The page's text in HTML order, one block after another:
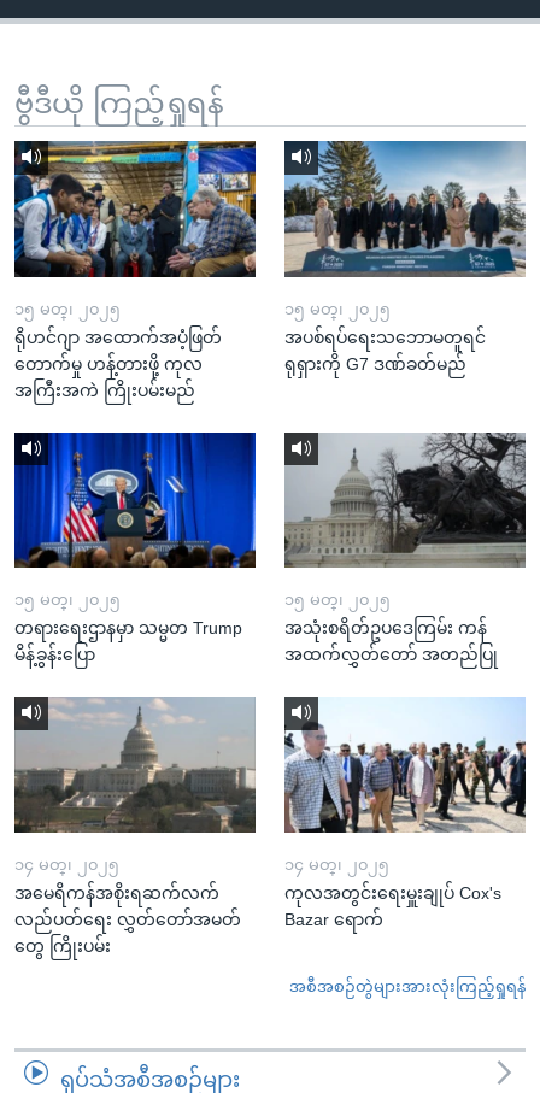
နေရာ
ကျော်
ရန်ဗွီဒီယို ကြည့်ရှုရန်
၁၅ မတ္၊ ၂၀၂၅
ရိုဟင်ဂျာ အထောက်အပံ့ဖြတ်
တောက်မှု ဟန့်တားဖို့ ကုလ
အကြီးအကဲ ကြိုးပမ်းမည်
၁၅ မတ္၊ ၂၀၂၅
အပစ်ရပ်ရေးသဘောမတူရင်
ရုရှားကို G7 ဒဏ်ခတ်မည်
၁၅ မတ္၊ ၂၀၂၅
တရားရေးဌာနမှာ သမ္မတ Trump
မိန့်ခွန်းပြော
၁၅ မတ္၊ ၂၀၂၅
အသုံးစရိတ်ဥပဒေကြမ်း ကန်
အထက်လွှတ်တော် အတည်ပြု
၁၄ မတ္၊ ၂၀၂၅
အမေရိကန်အစိုးရဆက်လက်
လည်ပတ်ရေး လွှတ်တော်အမတ်
တွေ ကြိုးပမ်း
၁၄ မတ္၊ ၂၀၂၅
ကုလအတွင်းရေးမှူးချုပ် Cox's
Bazar ရောက်
အစီအစဉ်တွဲများအားလုံးကြည့်ရှုရန်
ရုပ်သံအစီအစဉ်များ